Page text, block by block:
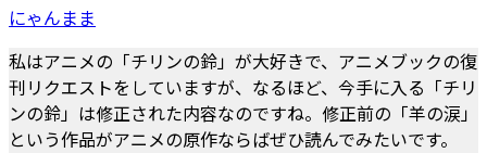
にゃんまま
私はアニメの「チリンの鈴」が大好きで、アニメブックの復
刊リクエストをしていますが、なるほど、今手に入る「チリ
ンの鈴」は修正された内容なのですね。修正前の「羊の涙」
という作品がアニメの原作ならばぜひ読んでみたいです。